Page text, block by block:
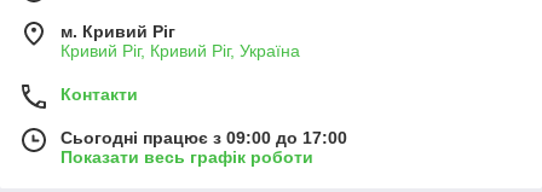
м. Кривий Ріг
Кривий Ріг, Кривий Ріг, Україна
Контакти
Сьогодні працює з 09:00 до 17:00
Показати весь графік роботи